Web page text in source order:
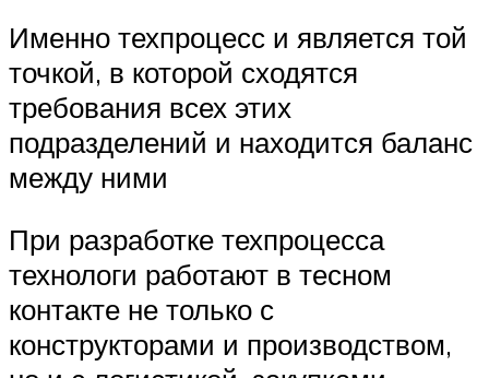
Именно техпроцесс и является той
точкой, в которой сходятся
требования всех этих
подразделений и находится баланс
между ними
При разработке техпроцесса
технологи работают в тесном
контакте не только с
конструкторами и производством,